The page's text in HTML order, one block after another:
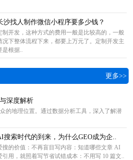
沙找人制作微信小程序要多少钱？
制开发，这种方式的费用一般是比较高的，一般
况下整体流程下来，都要上万元了。定制开发主
是根据..
更多>>
深度解析
的地理位置。通过数据分析工具，深入了解潜
搜索时代的到来，为什么GEO成为企..
搜的价值：不再盲目写内容：知道哪些文章 AI
引用，就照着写节省试错成本：不用写 10 篇文..